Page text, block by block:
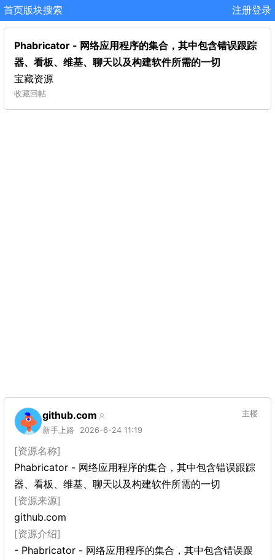
首页版块搜索 注册登录
Phabricator - 网络应用程序的集合，其中包含错误跟踪
器、看板、维基、聊天以及构建软件所需的一切
宝藏资源
收藏回帖
github.com
新手上路 2026-6-24 11:19
主楼
[资源名称]
Phabricator - 网络应用程序的集合，其中包含错误跟踪
器、看板、维基、聊天以及构建软件所需的一切
[资源来源]
github.com
[资源介绍]
- Phabricator - 网络应用程序的集合，其中包含错误跟